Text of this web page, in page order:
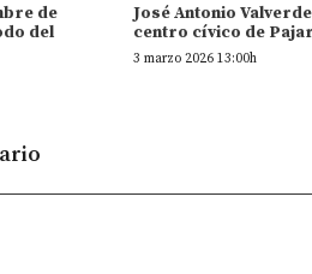
de
del
José Antonio
centro cívico de
3 marzo 2026 13:00h